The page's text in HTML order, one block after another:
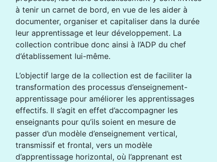
à tenir un carnet de bord, en vue de les aider à
documenter, organiser et capitaliser dans la durée
leur apprentissage et leur développement. La
collection contribue donc ainsi à l’ADP du chef
d’établissement lui-même.
L’objectif large de la collection est de faciliter la
transformation des processus d’enseignement-
apprentissage pour améliorer les apprentissages
effectifs. Il s’agit en effet d’accompagner les
enseignants pour qu’ils soient en mesure de
passer d’un modèle d’enseignement vertical,
transmissif et frontal, vers un modèle
d’apprentissage horizontal, où l’apprenant est